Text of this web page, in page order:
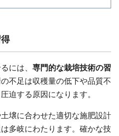
には、 専門的な栽培技術の習
不足は収穫量の低下や品質不
迫する原因になります。
壌に合わせた適切な施肥設計
多岐にわたります。確かな技